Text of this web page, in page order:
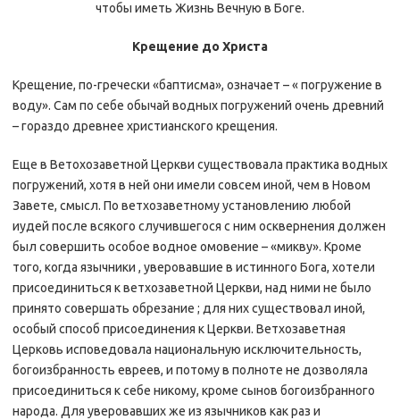
чтобы иметь Жизнь Вечную в Боге.
Крещение до Христа
Крещение, по-гречески «баптисма», означает – « погружение в
воду». Сам по себе обычай водных погружений очень древний
– гораздо древнее христианского крещения.
Еще в Ветохозаветной Церкви существовала практика водных
погружений, хотя в ней они имели совсем иной, чем в Новом
Завете, смысл. По ветхозаветному установлению любой
иудей после всякого случившегося с ним осквернения должен
был совершить особое водное омовение – «микву». Кроме
того, когда язычники , уверовавшие в истинного Бога, хотели
присоединиться к ветхозаветной Церкви, над ними не было
принято совершать обрезание ; для них существовал иной,
особый способ присоединения к Церкви. Ветхозаветная
Церковь исповедовала национальную исключительность,
богоизбранность евреев, и потому в полноте не дозволяла
присоединиться к себе никому, кроме сынов богоизбранного
народа. Для уверовавших же из язычников как раз и